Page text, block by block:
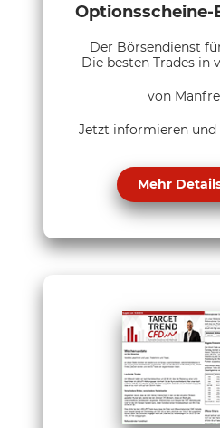
Optionsscheine-
Der Börsendienst
Die besten Trades in
von
Jetzt informieren und
Mehr